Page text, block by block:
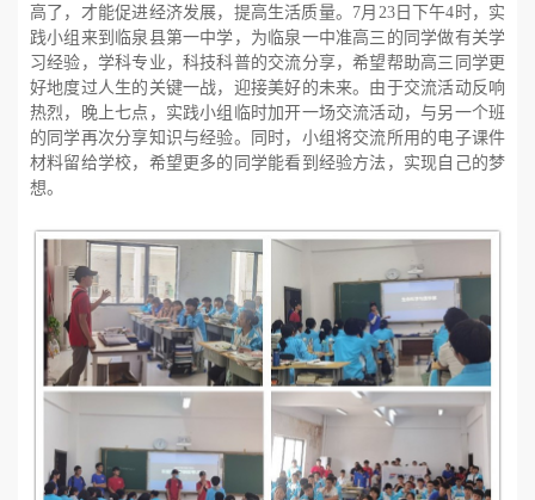
高了，才能促进经济发展，提高生活质量。 7月23日下午4时，实
践小组来到临泉县第一中学，为临泉一中准高三的同学做有关学
习经验，学科专业，科技科普的交流分享，希望帮助高三同学更
好地度过人生的关键一战，迎接美好的未来。由于交流活动反响
热烈，晚上七点，实践小组临时加开一场交流活动，与另一个班
的同学再次分享知识与经验。同时，小组将交流所用的电子课件
材料留给学校，希望更多的同学能看到经验方法，实现自己的梦
想。